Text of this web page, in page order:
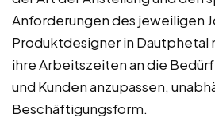
Anforderungen des jeweiligen
Produktdesigner in Dautphetal
ihre Arbeitszeiten an die
und Kunden anzupassen,
Beschäftigungsform.